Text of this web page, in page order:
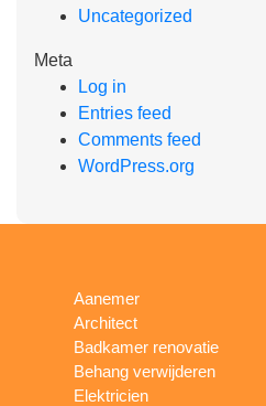
Uncategorized
Meta
Log in
Entries feed
Comments feed
WordPress.org
Aanemer
Architect
Badkamer renovatie
Behang verwijderen
Elektricien